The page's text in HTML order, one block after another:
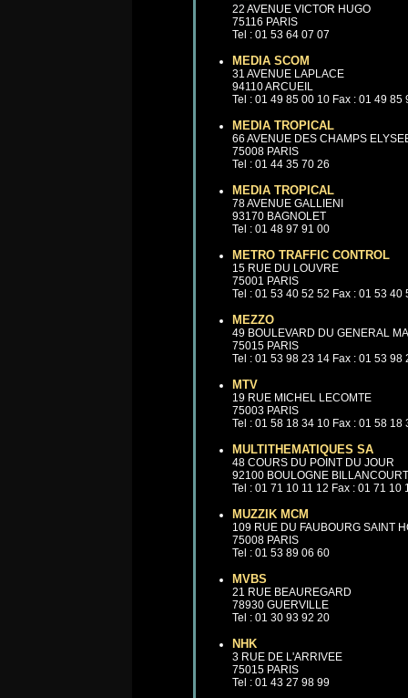
22 AVENUE VICTOR HUGO
75116 PARIS
Tel : 01 53 64 07 07
MEDIA SCOM
31 AVENUE LAPLACE
94110 ARCUEIL
Tel : 01 49 85 00 10 Fax : 01 49 85
MEDIA TROPICAL
66 AVENUE DES CHAMPS
75008 PARIS
Tel : 01 44 35 70 26
MEDIA TROPICAL
78 AVENUE GALLIENI
93170 BAGNOLET
Tel : 01 48 97 91 00
METRO TRAFFIC CONTROL
15 RUE DU LOUVRE
75001 PARIS
Tel : 01 53 40 52 52 Fax : 01 53 40
MEZZO
49 BOULEVARD DU GENERAL
75015 PARIS
Tel : 01 53 98 23 14 Fax : 01 53 98
MTV
19 RUE MICHEL LECOMTE
75003 PARIS
Tel : 01 58 18 34 10 Fax : 01 58 18
MULTITHEMATIQUES SA
48 COURS DU POINT DU JOUR
92100 BOULOGNE BILLANCOURT
Tel : 01 71 10 11 12 Fax : 01 71 10
MUZZIK MCM
109 RUE DU FAUBOURG SAINT
75008 PARIS
Tel : 01 53 89 06 60
MVBS
21 RUE BEAUREGARD
78930 GUERVILLE
Tel : 01 30 93 92 20
NHK
3 RUE DE L'ARRIVEE
75015 PARIS
Tel : 01 43 27 98 99